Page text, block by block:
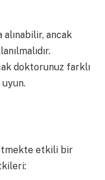
ancak
doktorunuz farklı
etkili bir